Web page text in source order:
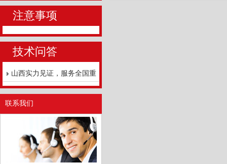
注意事项
技术问答
山西实力见证，服务全国重
点工程
联系我们